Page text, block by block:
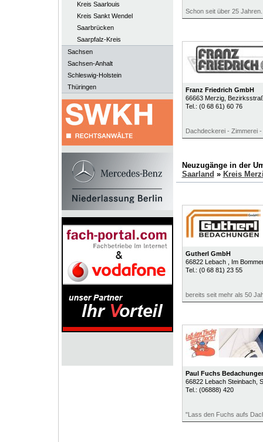
Kreis Saarlouis
Kreis Sankt Wendel
Saarbrücken
Saarpfalz-Kreis
Sachsen
Sachsen-Anhalt
Schleswig-Holstein
Thüringen
Schon seit über 25
Franz Friedrich GmbH
66663 Merzig,
Tel.: (0 68 61) 60 76
Dachdeckerei - Zimmerei -
Neuzugänge in der
Saarland » Kreis
Gutherl GmbH
66822 Lebach
, Im
Tel.: (0 68 81) 23 55
bereits seit mehr als 50
Paul Fuchs
66822 Lebach Steinbach,
Tel.: (06888) 420
"Lass den Fuchs aufs